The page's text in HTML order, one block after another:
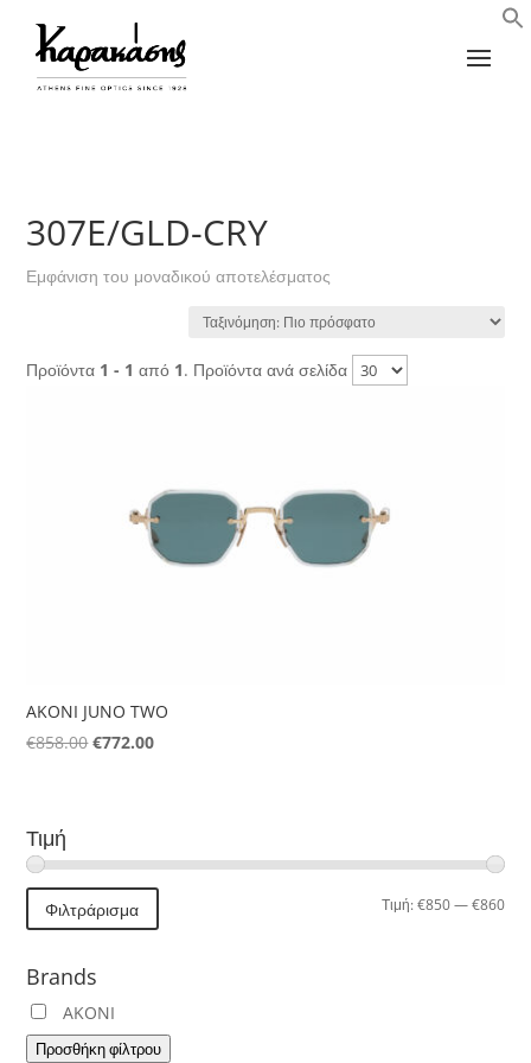
307E/GLD-CRY
Εμφάνιση του μοναδικού αποτελέσματος
Προϊόντα 1 - 1 από 1. Προϊόντα ανά σελίδα
AKONI JUNO TWO
€858.00Original
€772.00Η
Τιμή
Φιλτράρισμα Τιμή:€850—€860
Brands
AKONI
Προσθήκη φίλτρου